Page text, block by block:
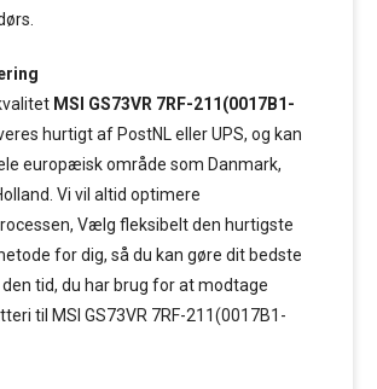
MSI GS73VR 7RF-211(0017B1-
hurtigt af PostNL eller UPS, og kan
europæisk område som Danmark,
Vi vil altid optimere
Vælg fleksibelt den hurtigste
for dig, så du kan gøre dit bedste
tid, du har brug for at modtage
til MSI GS73VR 7RF-211(0017B1-